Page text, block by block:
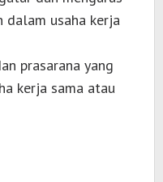
dalam usaha kerja
prasarana yang
kerja sama atau